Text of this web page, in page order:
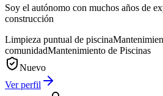
Soy el autónomo con muchos años de
construcción
Limpieza puntual de piscina
comunidadMantenimiento de Piscinas
Nuevo
Ver perfil